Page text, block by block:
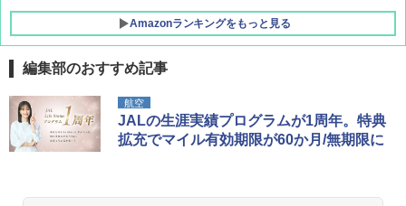
Amazonランキングをもっと見る
DEWEL パラソル 大型 ビーチ アウトドアパ
ラソル ガーデン サイトシート付 折りたたみ
防水 UVカット 4段階高さ調整 軽量 収納袋付
き
編集部のおすすめ記事
航空
JALの生涯実績プログラムが1周年。特典
拡充でマイル有効期限が60か月/無期限に